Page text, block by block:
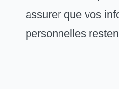
assurer que vos
personnelles